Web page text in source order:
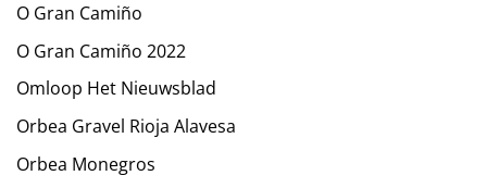
O Gran Camiño
O Gran Camiño 2022
Omloop Het Nieuwsblad
Orbea Gravel Rioja Alavesa
Orbea Monegros